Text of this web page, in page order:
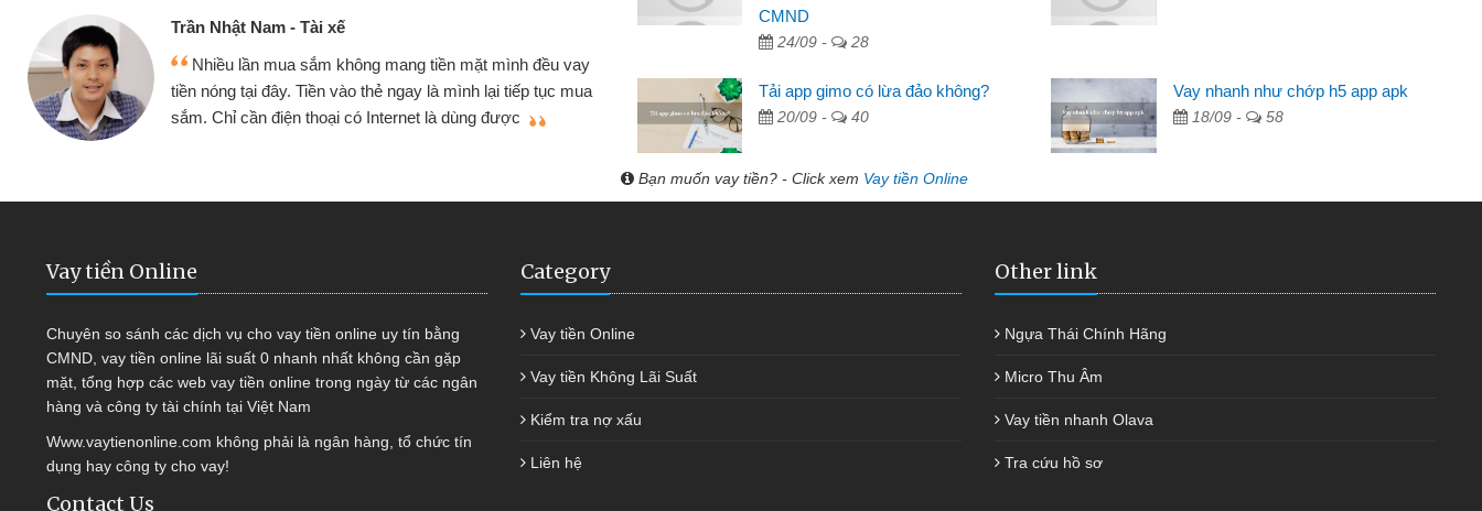
mang tiền mặt mình đều vay
thẻ ngay là mình lại tiếp tục mua
có Internet là dùng được
Tôi kinh doanh buôn bán nhỏ lẻ nhiều lúc cần vốn nhập
hàng, nhờ biết đến website qua bạn bè giới thiệu tôi đã giải
quyết được công việc của mình nhanh chóng
Lâm Minh Chánh
cần có 2 triệu để giải quyết việc riêng, trong 1-2 ngày tôi trả
được thôi. Cảm ơn đã giúp tôi kịp thời và nhanh chóng
CMND
24/09 - 28
Tải app gimo có lừa đảo không?
20/09 - 40
Vay nhanh như chớp h5 app apk
18/09 - 58
Bạn muốn vay tiền? - Click xem Vay tiền Online
Vay tiền Online
Chuyên so sánh các dịch vụ cho vay tiền online uy tín bằng
CMND, vay tiền online lãi suất 0 nhanh nhất không cần gặp
mặt, tổng hợp các web vay tiền online trong ngày từ các ngân
hàng và công ty tài chính tại Việt Nam
Www.vaytienonline.com không phải là ngân hàng, tổ chức tín
dụng hay công ty cho vay!
Contact Us
Category
Vay tiền Online
Vay tiền Không Lãi Suất
Kiểm tra nợ xấu
Liên hệ
Other link
Ngựa Thái Chính Hãng
Micro Thu Âm
Vay tiền nhanh Olava
Tra cứu hồ sơ